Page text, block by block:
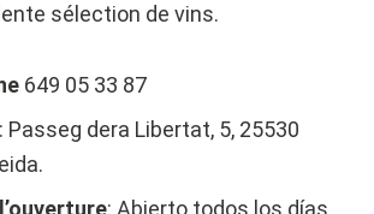
sélection de vins.
649 05 33 87
Passeg dera Libertat, 5, 25530
: Abierto todos los días